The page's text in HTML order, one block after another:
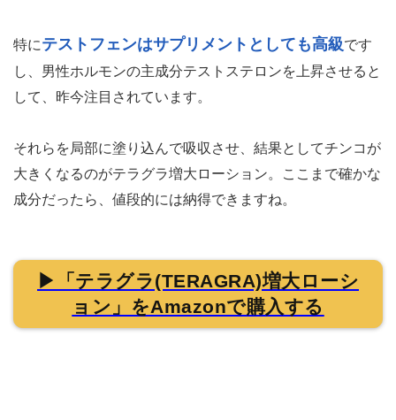
特にテストフェンはサプリメントとしても高級です
し、男性ホルモンの主成分テストステロンを上昇させると
して、昨今注目されています。
それらを局部に塗り込んで吸収させ、結果としてチンコが
大きくなるのがテラグラ増大ローション。ここまで確かな
成分だったら、値段的には納得できますね。
▶「テラグラ(TERAGRA)増大ローシ
ョン」をAmazonで購入する